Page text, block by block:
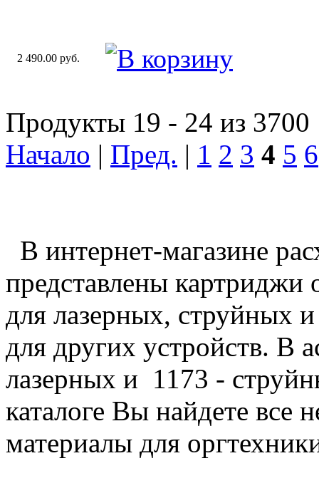
2 490.00 руб.
Продукты 19 - 24 из 3700
Начало | Пред. | 1 2 3 4 5 6
В интернет-магазине
представлены
для лазерных, струйных
для других устройств. В
лазерных и 1173 -
каталоге Вы найдете все
материалы для